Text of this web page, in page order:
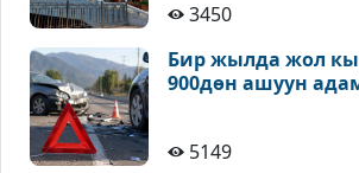
3450
Бир жылда жол
900дөн ашуун
5149